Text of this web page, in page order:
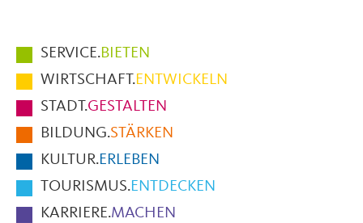
Hauptmenüpunkte
im
Fußbereich
der
Seite
SERVICE.BIETEN
WIRTSCHAFT.ENTWICKELN
STADT.GESTALTEN
BILDUNG.STÄRKEN
KULTUR.ERLEBEN
TOURISMUS.ENTDECKEN
KARRIERE.MACHEN